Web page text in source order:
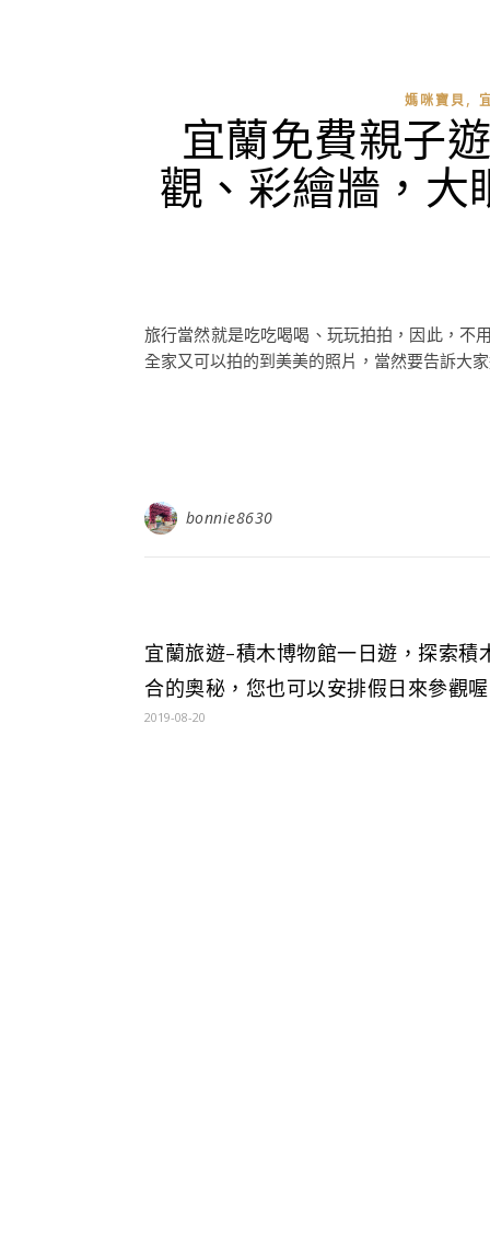
媽咪寶貝,
宜蘭免費親子
觀、彩繪牆，大
旅行當然就是吃吃喝喝、玩玩拍拍，因此，不
全家又可以拍的到美美的照片，當然要告訴大
bonnie8630
宜蘭旅遊-積木博物館一日遊，探索積
合的奧秘，您也可以安排假日來參觀
2019-08-20